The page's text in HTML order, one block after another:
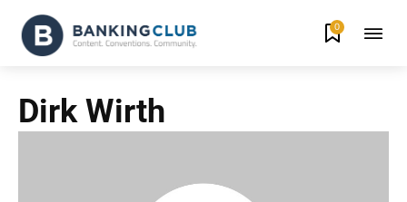
0
Dirk Wirth